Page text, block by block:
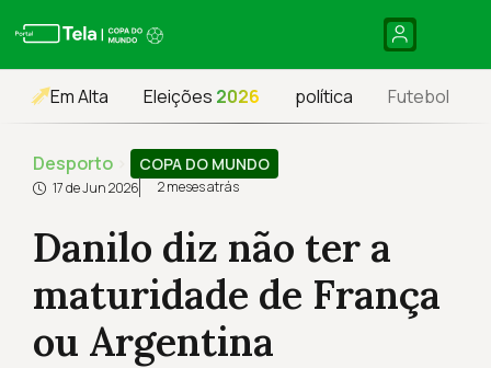
Em Alta Eleições 2026 política Futebol
Desporto› COPA DO MUNDO
17 de Jun 2026 2 meses atrás
Danilo diz não ter a
maturidade de França
ou Argentina